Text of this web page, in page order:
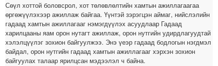
Сөүл хоттой боловсрол, хот төлөвлөлтийн хамтын ажиллагаагаа
өргөжүүлэхээр ажиллаж байгаа. Үүнтэй зэрэгцэн аймаг, нийслэлийн
гадаад хамтын ажиллагааг нэмэгдүүлэх асуудлаар Гадаад
харилцааны яам орон нутагт ажиллаж, орон нутгийн удирдлагуудтай
хэлэлцүүлэг зохион байгуулжээ. Энэ үеэр гадаад бодлогын нэгдмэл
байдал, орон нутгийн гадаад хамтын ажиллагааг хэрхэн зохион
байгуулах талаар ярилцсан мэдээлэл ч байна.